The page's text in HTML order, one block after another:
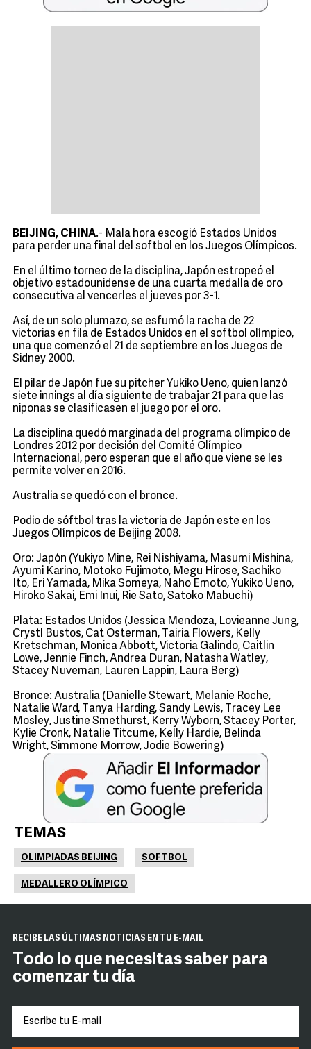
BEIJING, CHINA.- Mala hora escogió Estados Unidos
para perder una final del softbol en los Juegos Olímpicos.
En el último torneo de la disciplina, Japón estropeó el
objetivo estadounidense de una cuarta medalla de oro
consecutiva al vencerles el jueves por 3-1.
Así, de un solo plumazo, se esfumó la racha de 22
victorias en fila de Estados Unidos en el softbol olímpico,
una que comenzó el 21 de septiembre en los Juegos de
Sidney 2000.
El pilar de Japón fue su pitcher Yukiko Ueno, quien lanzó
siete innings al día siguiente de trabajar 21 para que las
niponas se clasificasen el juego por el oro.
La disciplina quedó marginada del programa olímpico de
Londres 2012 por decisión del Comité Olímpico
Internacional, pero esperan que el año que viene se les
permite volver en 2016.
Australia se quedó con el bronce.
Podio de sóftbol tras la victoria de Japón este en los
Juegos Olímpicos de Beijing 2008.
Oro: Japón (Yukiyo Mine, Rei Nishiyama, Masumi Mishina,
Ayumi Karino, Motoko Fujimoto, Megu Hirose, Sachiko
Ito, Eri Yamada, Mika Someya, Naho Emoto, Yukiko Ueno,
Hiroko Sakai, Emi Inui, Rie Sato, Satoko Mabuchi)
Plata: Estados Unidos (Jessica Mendoza, Lovieanne Jung,
Crystl Bustos, Cat Osterman, Tairia Flowers, Kelly
Kretschman, Monica Abbott, Victoria Galindo, Caitlin
Lowe, Jennie Finch, Andrea Duran, Natasha Watley,
Stacey Nuveman, Lauren Lappin, Laura Berg)
Bronce: Australia (Danielle Stewart, Melanie Roche,
Natalie Ward, Tanya Harding, Sandy Lewis, Tracey Lee
Mosley, Justine Smethurst, Kerry Wyborn, Stacey Porter,
Kylie Cronk, Natalie Titcume, Kelly Hardie, Belinda
Wright, Simmone Morrow, Jodie Bowering)
TEMAS
OLIMPIADAS BEIJING SOFTBOL
MEDALLERO OLÍMPICO
RECIBE LAS ÚLTIMAS NOTICIAS EN TU E-MAIL
Todo lo que necesitas saber para
comenzar tu día